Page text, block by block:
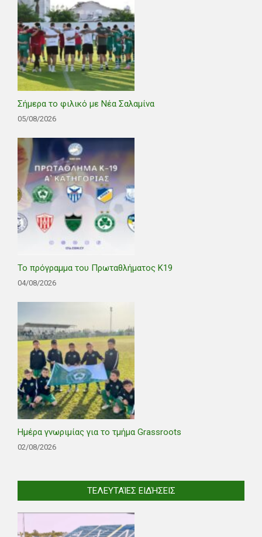
Σήμερα το φιλικό με Νέα Σαλαμίνα
05/08/2026
Το πρόγραμμα του Πρωταθλήματος Κ19
04/08/2026
Ημέρα γνωριμίας για το τμήμα Grassroots
02/08/2026
ΤΕΛΕΥΤΑΊΕΣ ΕΙΔΉΣΕΙΣ